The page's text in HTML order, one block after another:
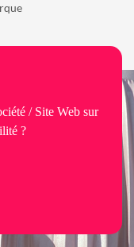
/ Site Web sur
?